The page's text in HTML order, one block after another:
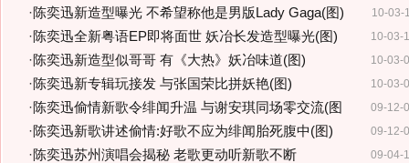
10-03-
·陈奕迅新造型曝光 不希望称他是男版Lady Gaga(图)
10-03-
·陈奕迅全新粤语EP即将面世 妖冶长发造型曝光(图)
10-03-
·陈奕迅新造型似哥哥 有《大热》妖冶味道(图)
10-03-
·陈奕迅新专辑玩接发 与张国荣比拼妖艳(图)
09-12-
·陈奕迅偷情新歌令绯闻升温 与谢安琪同场零交流(图
09-12-
·陈奕迅新歌讲述偷情:好歌不应为绯闻胎死腹中(图)
09-04-
·陈奕迅苏州演唱会揭秘 老歌更动听新歌不断